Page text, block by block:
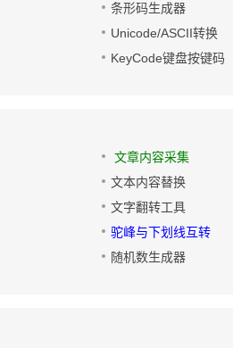
条形码生成器
Unicode/ASCII转换
KeyCode键盘按键码
文章内容采集
文本内容替换
文字翻转工具
驼峰与下划线互转
随机数生成器